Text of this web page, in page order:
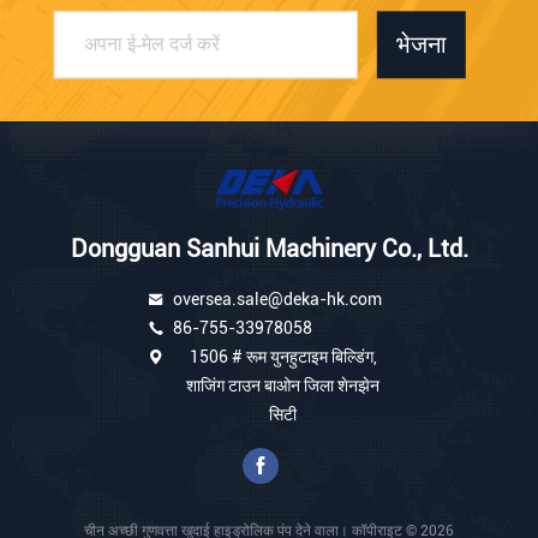
भेजना
Dongguan Sanhui Machinery Co., Ltd.
oversea.sale@deka-hk.com
86-755-33978058
1506 # रूम युनहुटाइम बिल्डिंग,
शाजिंग टाउन बाओन जिला शेनझेन
सिटी
चीन अच्छी गुणवत्ता खुदाई हाइड्रोलिक पंप देने वाला। कॉपीराइट © 2026